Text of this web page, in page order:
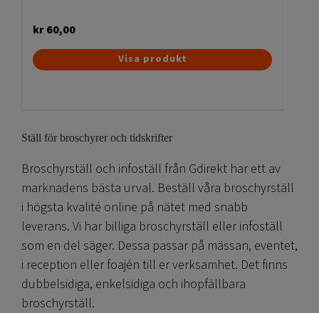
kr60,00
Visa produkt
Ställ för broschyrer och tidskrifter
Broschyrställ och infoställ från Gdirekt har ett av
marknadens bästa urval. Beställ våra broschyrställ
i högsta kvalité online på nätet med snabb
leverans. Vi har billiga broschyrställ eller infoställ
som en del säger. Dessa passar på mässan, eventet,
i reception eller foajén till er verksamhet. Det finns
dubbelsidiga, enkelsidiga och ihopfällbara
broschyrställ.